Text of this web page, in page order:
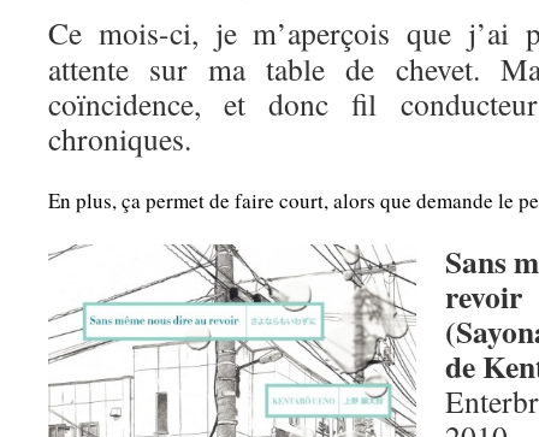
Ce mois-ci, je m’aperçois que j’ai
attente sur ma table de chevet.
coïncidence, et donc fil
chroniques.
En plus, ça permet de faire court, alors que demande le
Sans
revoir
de